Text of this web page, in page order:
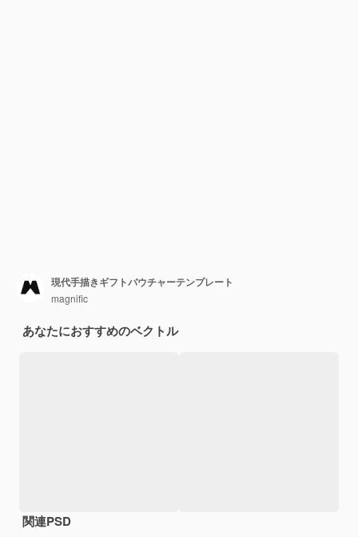
現代手描きギフトバウチャーテンプレート
magnific
あなたにおすすめのベクトル
関連PSD